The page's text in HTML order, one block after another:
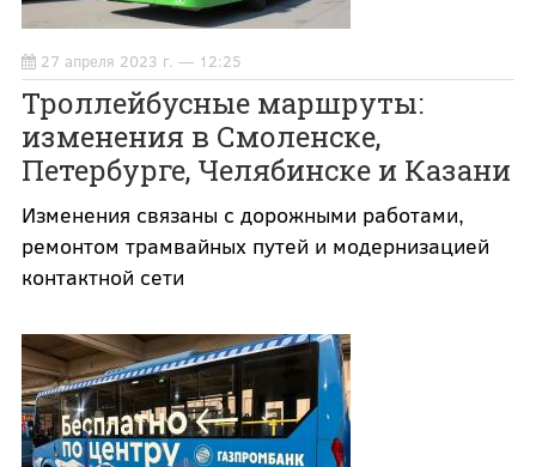
27 апреля 2023 г. — 12:25
Троллейбусные маршруты:
изменения в Смоленске,
Петербурге, Челябинске и Казани
Изменения связаны с дорожными работами,
ремонтом трамвайных путей и модернизацией
контактной сети